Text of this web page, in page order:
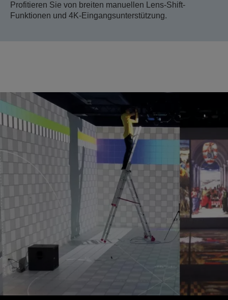
Profitieren Sie von breiten manuellen Lens-Shift-
Funktionen und 4K-Eingangsunterstützung.